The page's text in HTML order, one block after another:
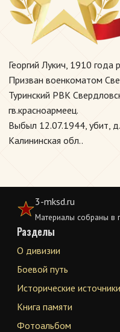
Георгий Лукич, 1910 года
Призван военкоматом
Туринский РВК
гв.красноармеец.
Выбыл 12.07.1944, убит,
Калининская обл..
3-mksd.ru
Материалы собраны в
Разделы
О дивизии
Боевой путь
Исторические источники
Книга памяти
Фотоальбом